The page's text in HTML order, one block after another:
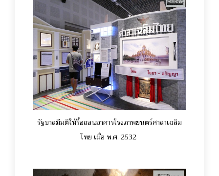
รัฐบาลมีมติให้รื้อถอนอาคารโรงภาพยนตร์ศาลาเฉลิม
ไทย เมื่อ พ.ศ. 2532